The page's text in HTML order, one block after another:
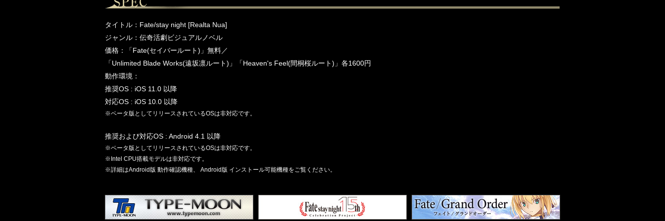
タイトル：Fate/stay night [Realta Nua]
ジャンル：伝奇活劇ビジュアルノベル
価格：「Fate(セイバールート)」無料／
「Unlimited Blade Works(遠坂凛ルート)」「Heaven's Feel(間桐桜ルート)」各1600円
動作環境：
推奨OS : iOS 11.0 以降
対応OS : iOS 10.0 以降
※ベータ版としてリリースされているOSは非対応です。
推奨および対応OS : Android 4.1 以降
※ベータ版としてリリースされているOSは非対応です。
※Intel CPU搭載モデルは非対応です。
※詳細はAndroid版 動作確認機種、 Android版 インストール可能機種をご覧ください。